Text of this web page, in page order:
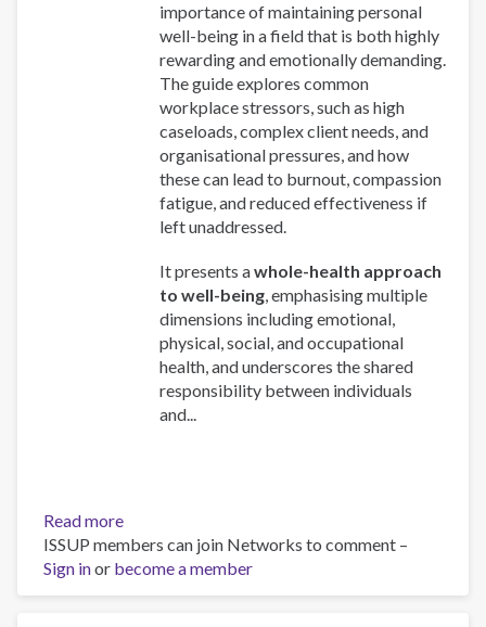
importance of maintaining personal
well-being in a field that is both highly
rewarding and emotionally demanding.
The guide explores common
workplace stressors, such as high
caseloads, complex client needs, and
organisational pressures, and how
these can lead to burnout, compassion
fatigue, and reduced effectiveness if
left unaddressed.
It presents awhole-health approach
to well-being, emphasising multiple
dimensions including emotional,
physical, social, and occupational
health, and underscores the shared
responsibility between individuals
and...
Read more
Work
and
Well-
ISSUP members can join Networks to comment –
Sign inor become a member